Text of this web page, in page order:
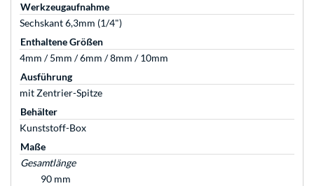
Werkzeugaufnahme
Sechskant 6,3mm (1/4")
Enthaltene Größen
4mm / 5mm / 6mm / 8mm / 10mm
Ausführung
mit Zentrier-Spitze
Behälter
Kunststoff-Box
Maße
Gesamtlänge
90 mm